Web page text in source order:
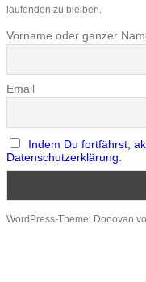
laufenden zu bleiben.
Vorname oder ganzer
Email
Indem Du fortfährst,
Datenschutzerklärung.
WordPress-Theme: Donovan